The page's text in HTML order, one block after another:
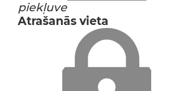
piekļuve
Atrašanās vieta